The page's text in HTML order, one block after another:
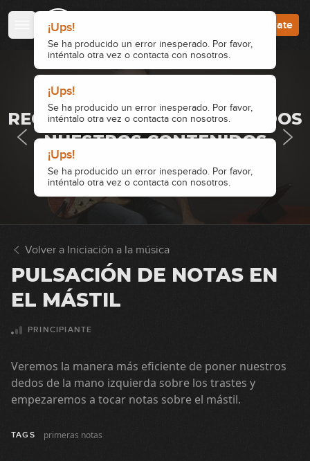
¡Ups!
Se ha producido un error inesperado. Por favor,
inténtalo otra vez o contacta con nosotros.
¡Ups!
Se ha producido un error inesperado. Por favor,
inténtalo otra vez o contacta con nosotros.
¡Ups!
Se ha producido un error inesperado. Por favor,
inténtalo otra vez o contacta con nosotros.
Regístrate
REGÍSTRATE Y ACCEDE A TODOS
NUESTROS CONTENIDOS
Accede Regístrate
Volver a Iniciación a la música
PULSACIÓN DE NOTAS EN
EL MÁSTIL
PRINCIPIANTE
Veremos la manera más eficiente de poner nuestros
dedos de la mano izquierda sobre los trastes y
empezaremos a tocar notas sobre el mástil.
TAGS primeras notas